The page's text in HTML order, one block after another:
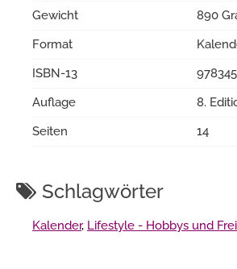
Gewicht
890
Format
ISBN-13
Auflage
8.
Seiten
14
Schlagwörter
Kalender, Lifestyle - Hobbys und